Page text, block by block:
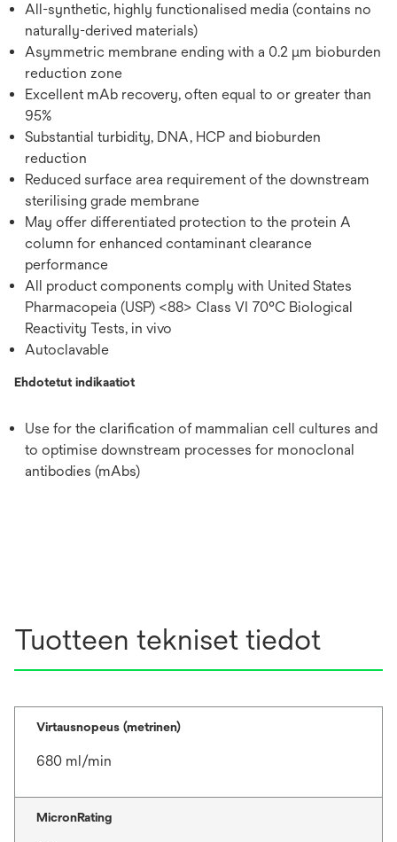
All-synthetic, highly functionalised media (contains no
naturally-derived materials)
Asymmetric membrane ending with a 0.2 µm bioburden
reduction zone
Excellent mAb recovery, often equal to or greater than
95%
Substantial turbidity, DNA, HCP and bioburden
reduction
Reduced surface area requirement of the downstream
sterilising grade membrane
May offer differentiated protection to the protein A
column for enhanced contaminant clearance
performance
All product components comply with United States
Pharmacopeia (USP) <88> Class VI 70°C Biological
Reactivity Tests, in vivo
Autoclavable
Ehdotetut indikaatiot
Use for the clarification of mammalian cell cultures and
to optimise downstream processes for monoclonal
antibodies (mAbs)
Tuotteen tekniset tiedot
Virtausnopeus (metrinen)
680 ml/min
MicronRating